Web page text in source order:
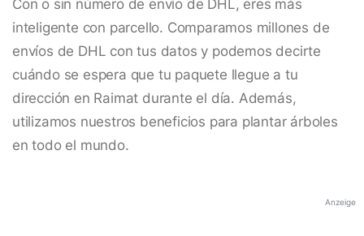
Con o sin número de envío de DHL, eres más
inteligente con parcello. Comparamos millones de
envíos de DHL con tus datos y podemos decirte
cuándo se espera que tu paquete llegue a tu
dirección en Raimat durante el día. Además,
utilizamos nuestros beneficios para plantar árboles
en todo el mundo.
Anzeige